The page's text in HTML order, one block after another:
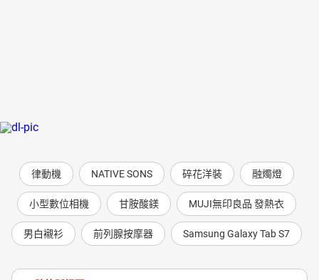
律動機 NATIVE SONS 碎花洋裝 融燭燈
小型數位相機 甘胺酸鎂 MUJI無印良品 發熱衣
男白襯衫 前列腺按摩器 Samsung Galaxy Tab S7